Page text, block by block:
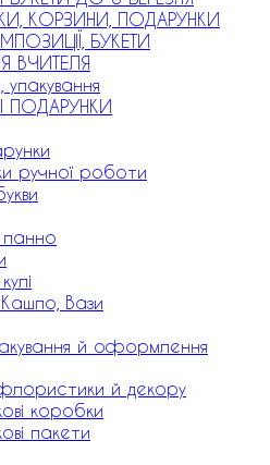
КОРЗИНИ, ПОДАРУНКИ
БУКЕТИ
ВЧИТЕЛЯ
упакування
ПОДАРУНКИ
ручної роботи
панно
Вази
й оформлення
й декору
коробки
пакети